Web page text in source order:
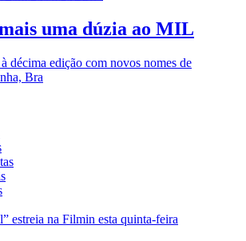
uma dúzia ao MIL
décima edição com novos nomes de
Bra